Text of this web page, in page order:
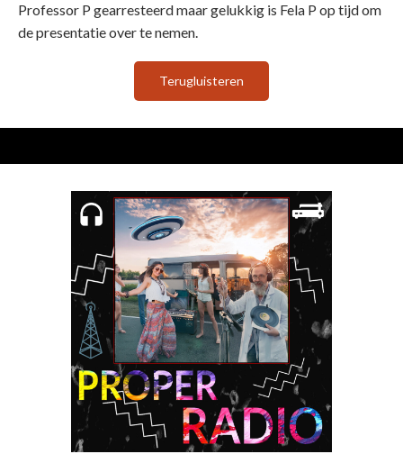
Professor P gearresteerd maar gelukkig is Fela P op tijd om
de presentatie over te nemen.
Terugluisteren